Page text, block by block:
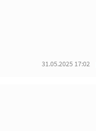
31.05.2025 17:02